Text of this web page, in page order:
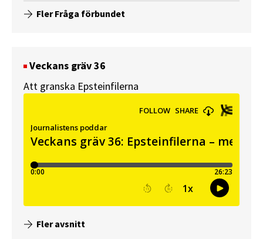
Fler Fråga förbundet
Veckans gräv 36
Att granska Epsteinfilerna
Fler avsnitt